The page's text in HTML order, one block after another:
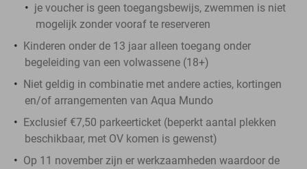
je voucher is geen toegangsbewijs, zwemmen is niet
mogelijk zonder vooraf te reserveren
Kinderen onder de 13 jaar alleen toegang onder
begeleiding van een volwassene (18+)
Niet geldig in combinatie met andere acties, kortingen
en/of arrangementen van Aqua Mundo
Exclusief €7,50 parkeerticket (beperkt aantal plekken
beschikbaar, met OV komen is gewenst)
Op 11 november zijn er werkzaamheden waardoor de